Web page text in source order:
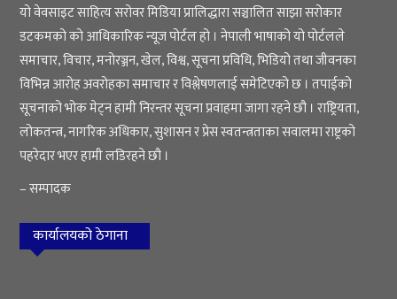
यो वेवसाइट साहित्य सरोवर मिडिया प्रालिद्धारा सञ्चालित साझा सरोकार
डटकमको को आधिकारिक न्यूज पोर्टल हो । नेपाली भाषाको यो पोर्टलले
समाचार, विचार, मनोरञ्जन, खेल, विश्व, सूचना प्रविधि, भिडियो तथा जीवनका
विभिन्न आरोह अवरोहका समाचार र विश्लेषणलाई समेटिएको छ । तपाईको
सूचनाको भोक मेट्न हामी निरन्तर सूचना प्रवाहमा जागा रहने छौ । राष्ट्रियता,
लोकतन्त्र, नागरिक अधिकार, सुशासन र प्रेस स्वतन्त्रताका सवालमा राष्ट्रको
पहरेदार भएर हामी लडिरहने छौ ।
– सम्पादक
कार्यालयको ठेगाना